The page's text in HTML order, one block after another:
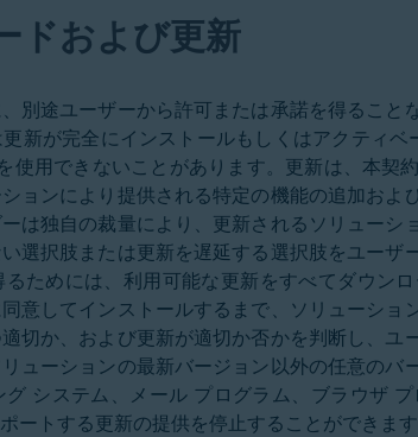
ドおよび更新
別途ユーザーから許可または承諾を得るこ
新が完全にインストールもしくはアクティ
使用できないことがあります。更新は、本
ョンにより提供される特定の機能の追加お
は独自の裁量により、更新されるソリュー
選択肢または更新を遅延する選択肢をユー
ためには、利用可能な更新をすべてダウン
意してインストールするまで、ソリューショ
切か、および更新が適切か否かを判断し、
ューションの最新バージョン以外の任意の
システム、メール プログラム、ブラウザ
ートする更新の提供を停止することができます